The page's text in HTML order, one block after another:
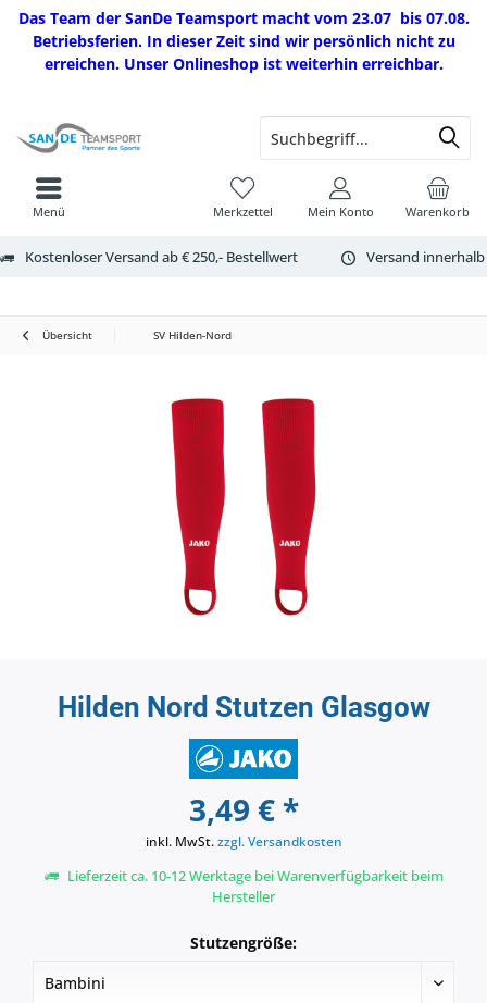
Das Team der SanDe Teamsport macht vom 23.07 bis 07.08.
Betriebsferien. In dieser Zeit sind wir persönlich nicht zu
erreichen. Unser Onlineshop ist weiterhin erreichbar.
Kostenloser Versand ab € 250,- Bestellwert Versand
Warenkorb
Merkzettel Mein Konto
Menü
Übersicht SV Hilden-Nord
Hilden Nord Stutzen Glasgow
3,49 € *
inkl. MwSt.zzgl. Versandkosten
Lieferzeit ca. 10-12 Werktage bei Warenverfügbarkeit beim
Hersteller
Stutzengröße: